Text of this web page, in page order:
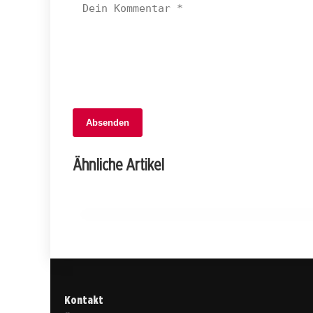
Absenden
Ähnliche Artikel
Landrat beschließt wichtiges
Entlastungspaket: Steueränderungen
Kontakt